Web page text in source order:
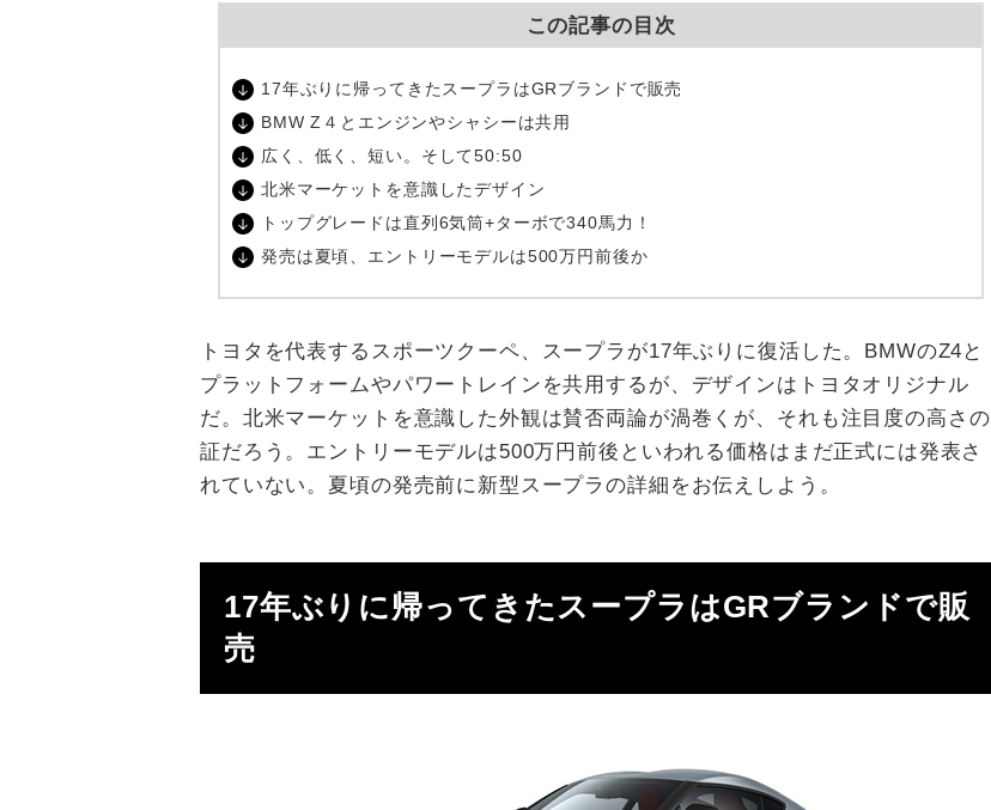
この記事の目次
17年ぶりに帰ってきたスープラはGRブランドで販売
BMW Z４とエンジンやシャシーは共用
広く、低く、短い。そして50:50
北米マーケットを意識したデザイン
トップグレードは直列6気筒+ターボで340馬力！
発売は夏頃、エントリーモデルは500万円前後か
トヨタを代表するスポーツクーペ、スープラが17年ぶりに復活した。BMWのZ4と
プラットフォームやパワートレインを共用するが、デザインはトヨタオリジナル
だ。北米マーケットを意識した外観は賛否両論が渦巻くが、それも注目度の高さの
証だろう。エントリーモデルは500万円前後といわれる価格はまだ正式には発表さ
れていない。夏頃の発売前に新型スープラの詳細をお伝えしよう。
17年ぶりに帰ってきたスープラはGRブランドで販
売